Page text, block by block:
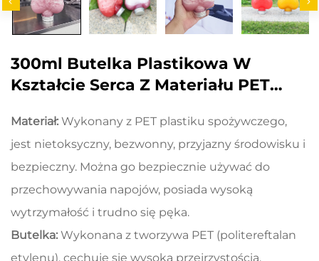
300ml Butelka Plastikowa W
Kształcie Serca Z Materiału PET
Zawierać Soki I Napoje, Hity
Sprzedaży
Materiał: Wykonany z PET plastiku spożywczego,
jest nietoksyczny, bezwonny, przyjazny środowisku i
bezpieczny. Można go bezpiecznie używać do
przechowywania napojów, posiada wysoką
wytrzymałość i trudno się pęka.
Butelka: Wykonana z tworzywa PET (politereftalan
etylenu), cechuje się wysoką przejrzystością,